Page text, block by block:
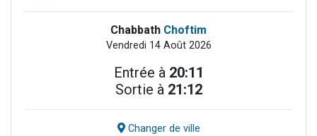
Chabbath Choftim
Vendredi 14 Août 2026
Entrée à 20:11
Sortie à 21:12
Changer de ville